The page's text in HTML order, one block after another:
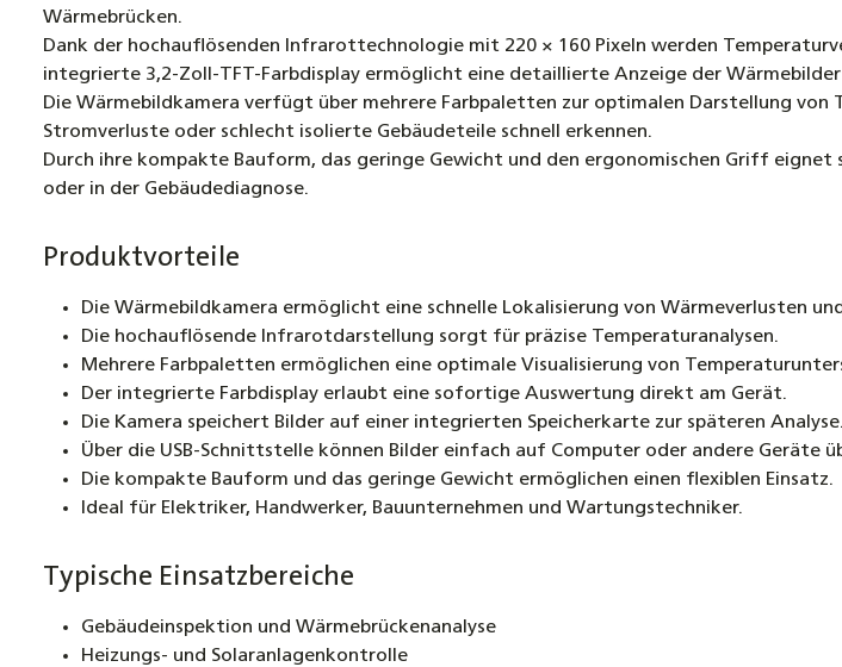
Wärmebrücken.
Dank der hochauflösenden Infrarottechnologie mit 220 × 160 Pixeln werden
integrierte 3,2-Zoll-TFT-Farbdisplay ermöglicht eine detaillierte Anzeige der
Die Wärmebildkamera verfügt über mehrere Farbpaletten zur optimalen Darstellung von
Stromverluste oder schlecht isolierte Gebäudeteile schnell erkennen.
Durch ihre kompakte Bauform, das geringe Gewicht und den ergonomischen Griff
oder in der Gebäudediagnose.
Produktvorteile
Die Wärmebildkamera ermöglicht eine schnelle Lokalisierung von Wärmeverlusten
Die hochauflösende Infrarotdarstellung sorgt für präzise Temperaturanalysen.
Mehrere Farbpaletten ermöglichen eine optimale Visualisierung von
Der integrierte Farbdisplay erlaubt eine sofortige Auswertung direkt am Gerät.
Die Kamera speichert Bilder auf einer integrierten Speicherkarte zur späteren Analyse.
Über die USB-Schnittstelle können Bilder einfach auf Computer oder andere Geräte
Die kompakte Bauform und das geringe Gewicht ermöglichen einen flexiblen Einsatz.
Ideal für Elektriker, Handwerker, Bauunternehmen und Wartungstechniker.
Typische Einsatzbereiche
Gebäudeinspektion und Wärmebrückenanalyse
Heizungs- und Solaranlagenkontrolle